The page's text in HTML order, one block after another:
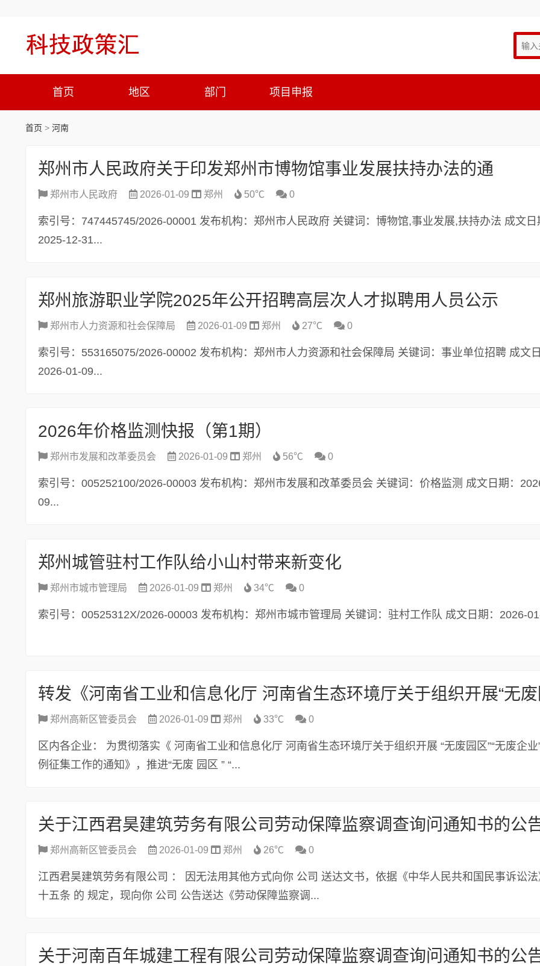
首页 地区 部门 项目申报
首页 > 河南
郑州市人民政府关于印发郑州市博物馆事业发展扶持办法的通
郑州市人民政府 2026-01-09 郑州 50℃ 0
索引号：747445745/2026-00001 发布机构：郑州市人民政府 关键词：博物馆,事业发展,扶持办法 成文日
2025-12-31...
郑州旅游职业学院2025年公开招聘高层次人才拟聘用人员公示
郑州市人力资源和社会保障局 2026-01-09 郑州 27℃ 0
索引号：553165075/2026-00002 发布机构：郑州市人力资源和社会保障局 关键词：事业单位招聘 成文日
2026-01-09...
2026年价格监测快报（第1期）
郑州市发展和改革委员会 2026-01-09 郑州 56℃ 0
索引号：005252100/2026-00003 发布机构：郑州市发展和改革委员会 关键词：价格监测 成文日期：
09...
郑州城管驻村工作队给小山村带来新变化
郑州市城市管理局 2026-01-09 郑州 34℃ 0
索引号：00525312X/2026-00003 发布机构：郑州市城市管理局 关键词：驻村工作队 成文日期：2026-
郑州高新区管委员会 2026-01-09 郑州 33℃ 0
区内各企业： 为贯彻落实《 河南省工业和信息化厅 河南省生态环境厅关于组织开展 “无废园区”“无废企业
例征集工作的通知》，推进“无废 园区 ” “...
关于江西君昊建筑劳务有限公司劳动保障监察调查询问通知书的公
郑州高新区管委员会 2026-01-09 郑州 26℃ 0
江西君昊建筑劳务有限公司 ： 因无法用其他方式向你 公司 送达文书，依据《中华人民共和国民事诉讼
十五条 的 规定，现向你 公司 公告送达《劳动保障监察调...
关于河南百年城建工程有限公司劳动保障监察调查询问通知书的公